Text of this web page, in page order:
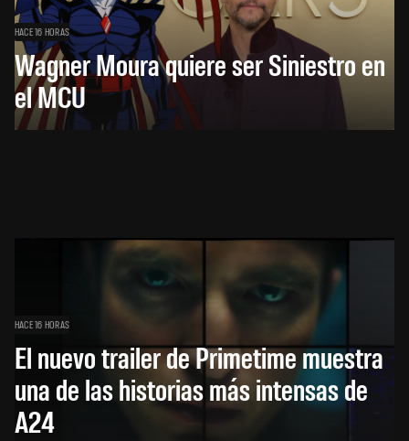
HACE 16 HORAS
Wagner Moura quiere ser Siniestro en
el MCU
HACE 16 HORAS
El nuevo trailer de Primetime muestra
una de las historias más intensas de
A24